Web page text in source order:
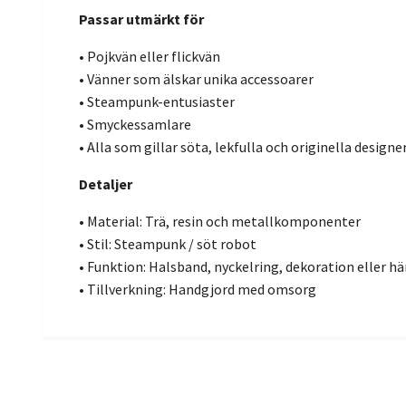
Passar utmärkt för
• Pojkvän eller flickvän
• Vänner som älskar unika accessoarer
• Steampunk-entusiaster
• Smyckessamlare
• Alla som gillar söta, lekfulla och originella
Detaljer
• Material: Trä, resin och metallkomponenter
• Stil: Steampunk / söt robot
• Funktion: Halsband, nyckelring, dekoration eller
• Tillverkning: Handgjord med omsorg